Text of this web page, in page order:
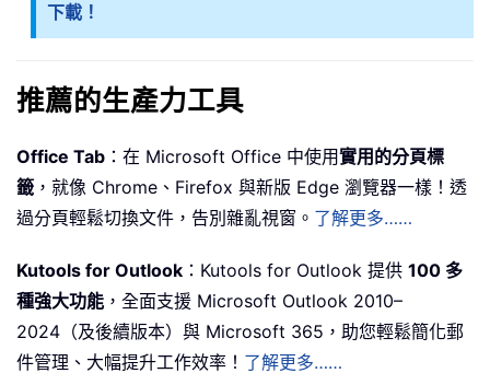
下載！
推薦的生產力工具
Office Tab ：在 Microsoft Office 中使用實用的分頁標
籤 ，就像 Chrome、Firefox 與新版 Edge 瀏覽器一樣！透
過分頁輕鬆切換文件，告別雜亂視窗。 了解更多……
Kutools for Outlook ：Kutools for Outlook 提供 100 多
種強大功能 ，全面支援 Microsoft Outlook 2010–
2024（及後續版本）與 Microsoft 365，助您輕鬆簡化郵
件管理、大幅提升工作效率！ 了解更多……